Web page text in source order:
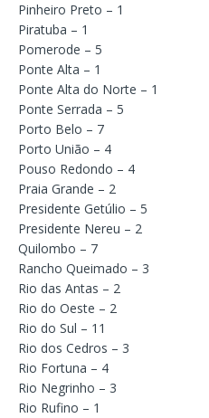
Pinheiro Preto – 1
Piratuba – 1
Pomerode – 5
Ponte Alta – 1
Ponte Alta do Norte – 1
Ponte Serrada – 5
Porto Belo – 7
Porto União – 4
Pouso Redondo – 4
Praia Grande – 2
Presidente Getúlio – 5
Presidente Nereu – 2
Quilombo – 7
Rancho Queimado – 3
Rio das Antas – 2
Rio do Oeste – 2
Rio do Sul – 11
Rio dos Cedros – 3
Rio Fortuna – 4
Rio Negrinho – 3
Rio Rufino – 1